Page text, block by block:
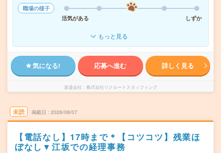
職場の様子
活気がある
しずか
もっと見る
気になる! 応募へ進む 詳しく見る
派遣会社 株式会社リクルートスタッフィング
未読 掲載日 2026/08/07
【電話なし】17時まで＊【コツコツ】残業ほ
ぼなし▼江坂での経理事務